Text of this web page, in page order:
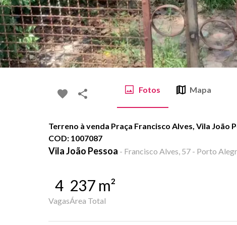
Fotos Mapa
Terreno à venda Praça Francisco Alves, Vila João
COD: 1007087
Vila João Pessoa - Francisco Alves, 57 - Porto
4
Vagas
237 m²
Área Total